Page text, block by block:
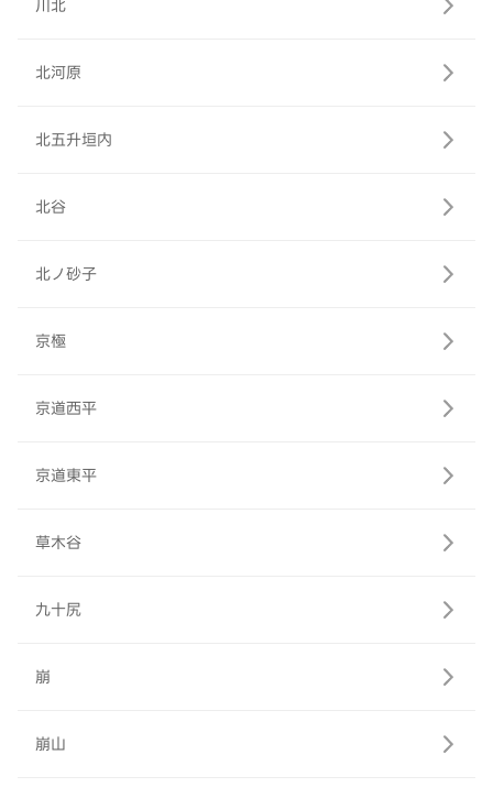
川北
北河原
北五升垣内
北谷
北ノ砂子
京極
京道西平
京道東平
草木谷
九十尻
崩
崩山